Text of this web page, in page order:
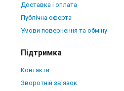
Доставка і оплата
Публічна оферта
Умови повернення та обміну
Підтримка
Контакти
Зворотній зв'язок